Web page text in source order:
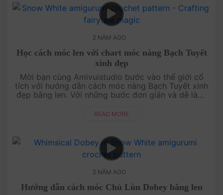
2 NĂM AGO
Học cách móc len với chart móc nàng Bạch Tuyết
xinh đẹp
Mời bạn cùng Amivuistudio bước vào thế giới cổ
tích với hướng dẫn cách móc nàng Bạch Tuyết xinh
đẹp bằng len. Với những bước đơn giản và dễ làm,
điểm nhấn hoàn h....
READ MORE
2 NĂM AGO
Hướng dẫn cách móc Chú Lùn Dobey bằng len